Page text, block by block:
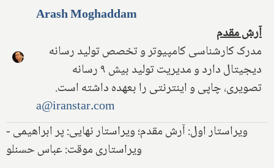
Arash Moghaddam
آرش مقدم
مدرک کارشناسی کامپیوتر و تخصص تولید رسانه
دیجیتال دارد و مدیریت تولید بیش ۹ رسانه
تصویری، چاپی و اینترنتی را بعهده داشته است.
a@iranstar.com
ویراستار اول: آرش مقدم؛ ویراستار نهایی: پر ابراهیمی -
ویراستاری موقت: عباس حسنلو